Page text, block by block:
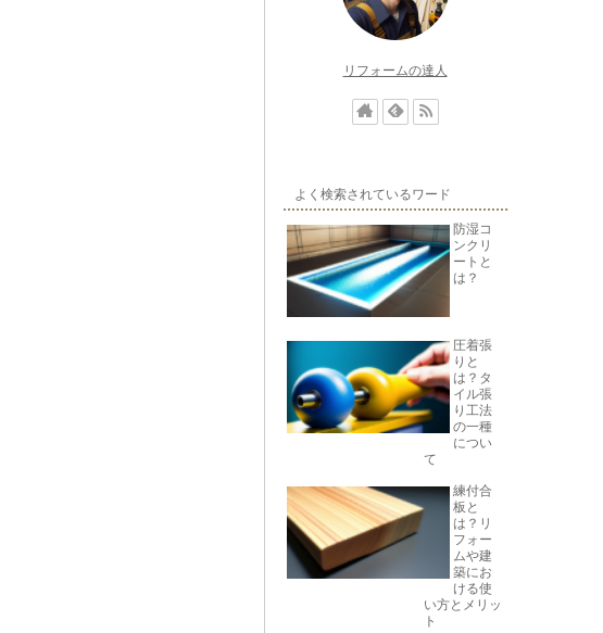
リフォームの達人
よく検索されているワード
防湿コ
ンクリ
ートと
は？
圧着張
りと
は？タ
イル張
り工法
の一種
につい
て
練付合
板と
は？リ
フォー
ムや建
築にお
ける使
い方とメリッ
ト